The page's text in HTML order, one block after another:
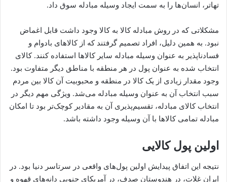
تهاتر، انسان‌ها را به سمت ایجاد وسیله مبادله سوق داد.
مشکلاتی که در روش مبادله کالا به کالا وجود داشت قابل اغماض
نبود. به همین دلیل، افراد تصمیم گرفتند که از کالاهای بادوام و
فساد‌ناپذیر به عنوان وسیله مبادله سایر کالا‌ها استفاده کنند. کالای
انتخاب شده به عنوان پول در هر منطقه با مناطق دیگر متفاوت بود.
وجود مقدار زیادی از یک کالا در منطقه و محبوبیت آن کالا بین مردم
سبب انتخاب آن به عنوان وسیله مبادله می‌شد. ویژگی مهم دیگر در
انتخاب کالای مبادله، تقسیم‌پذیری آن به مقادیر کوچک‌تر بود تا امکان
مبادله تمامی کالاها با آن وسیله وجود داشته باشد.
اولین پول کالایی
نتیجه این اتفاق پیدایش اولین پول‌های واقعی در سرتاسر دنیا بود. در
ایران غلات، در هندوستان صدف، در آمریکای جنوبی دانه‌های قهوه و